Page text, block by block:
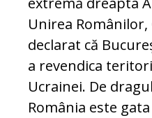
Unirea
declarat că
a revendica
Ucrainei. De
România este